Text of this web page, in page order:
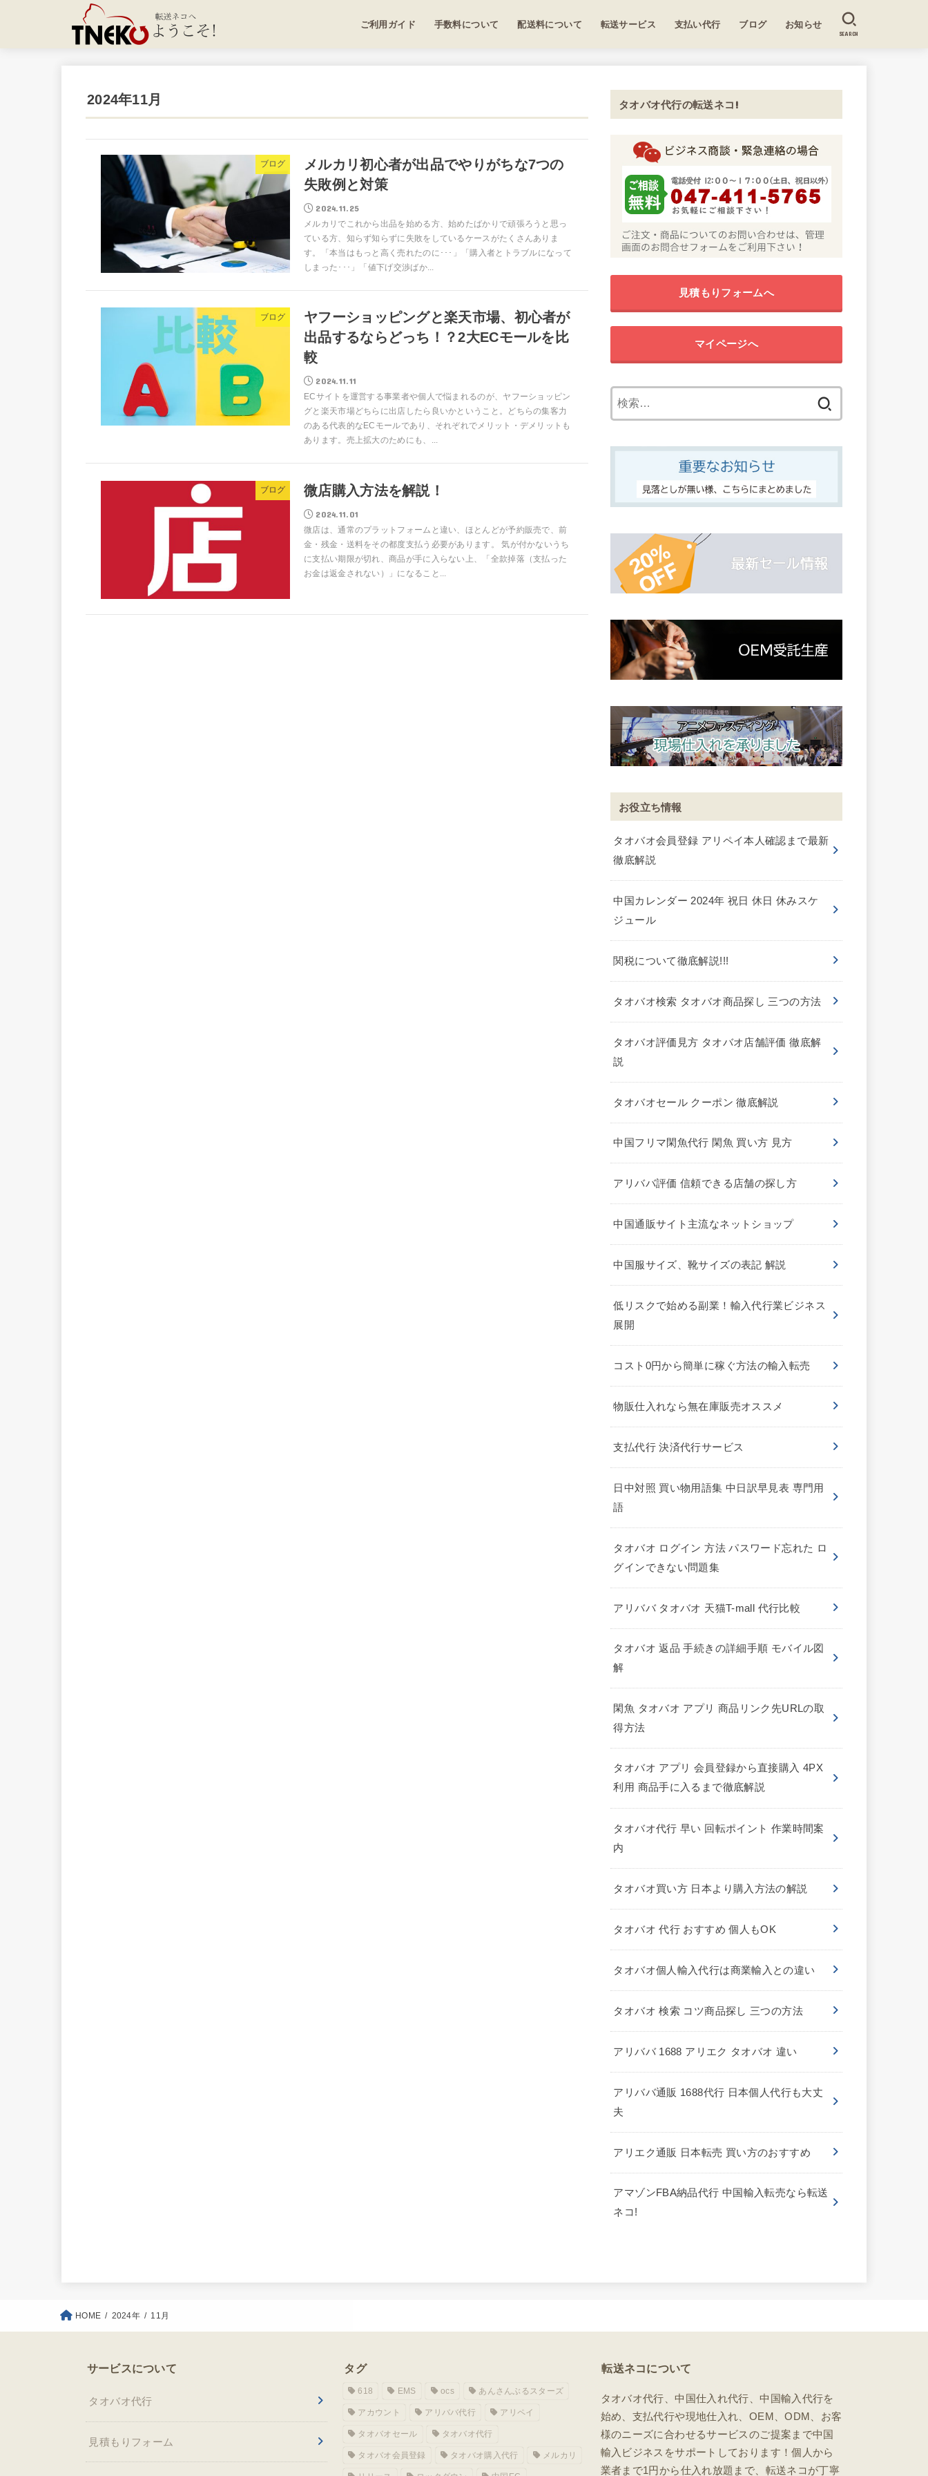
ご利用ガイド 手数料について 配送料について 転送サービス 支払い代行 ブログ お知らせ
SEARCH
2024年11月
ブログ
メルカリ初心者が出品でやりがちな7つの
失敗例と対策
2024.11.25
メルカリでこれから出品を始める方、始めたばかりで頑張ろうと思っ
ている方、知らず知らずに失敗をしているケースがたくさんありま
す。「本当はもっと高く売れたのに･･･」「購入者とトラブルになって
しまった･･･」「値下げ交渉ばか...
ブログ
ヤフーショッピングと楽天市場、初心者が
出品するならどっち！？2大ECモールを比
較
2024.11.11
ECサイトを運営する事業者や個人で悩まれるのが、ヤフーショッピン
グと楽天市場どちらに出店したら良いかということ。どちらの集客力
のある代表的なECモールであり、それぞれでメリット・デメリットも
あります。売上拡大のためにも、...
ブログ 微店購入方法を解説！
2024.11.01
微店は、通常のプラットフォームと違い、ほとんどが予約販売で、前
金・残金・送料をその都度支払う必要があります。 気が付かないうち
に支払い期限が切れ、商品が手に入らない上、「全款掉落（支払った
お金は返金されない）」になること...
タオバオ代行の転送ネコ!
見積もりフォームへ
マイページへ
お役立ち情報
タオバオ会員登録 アリペイ本人確認まで最新
徹底解説
中国カレンダー 2024年 祝日 休日 休みスケ
ジュール
関税について徹底解説!!!
タオバオ検索 タオバオ商品探し 三つの方法
タオバオ評価見方 タオバオ店舗評価 徹底解
説
タオバオセール クーポン 徹底解説
中国フリマ閑魚代行 閑魚 買い方 見方
アリババ評価 信頼できる店舗の探し方
中国通販サイト主流なネットショップ
中国服サイズ、靴サイズの表記 解説
低リスクで始める副業！輸入代行業ビジネス
展開
コスト0円から簡単に稼ぐ方法の輸入転売
物販仕入れなら無在庫販売オススメ
支払代行 決済代行サービス
日中対照 買い物用語集 中日訳早見表 専門用
語
タオバオ ログイン 方法 パスワード忘れた ロ
グインできない問題集
アリババ タオバオ 天猫T-mall 代行比較
タオバオ 返品 手続きの詳細手順 モバイル図
解
閑魚 タオバオ アプリ 商品リンク先URLの取
得方法
タオバオ アプリ 会員登録から直接購入 4PX
利用 商品手に入るまで徹底解説
タオバオ代行 早い 回転ポイント 作業時間案
内
タオバオ買い方 日本より購入方法の解説
タオバオ 代行 おすすめ 個人もOK
タオバオ個人輸入代行は商業輸入との違い
タオバオ 検索 コツ商品探し 三つの方法
アリババ 1688 アリエク タオバオ 違い
アリババ通販 1688代行 日本個人代行も大丈
夫
アリエク通販 日本転売 買い方のおすすめ
アマゾンFBA納品代行 中国輸入転売なら転送
ネコ!
HOME 2024年 11月
サービスについて
タオバオ代行
見積もりフォーム
タグ
618 EMS ocs あんさんぶるスターズ
アカウント アリババ代行 アリペイ
タオバオセール タオバオ代行
タオバオ会員登録 タオバオ購入代行 メルカリ
転送ネコについて
タオバオ代行、中国仕入れ代行、中国輸入代行を
始め、支払代行や現地仕入れ、OEM、ODM、お客
様のニーズに合わせるサービスのご提案まで中国
輸入ビジネスをサポートしております！個人から
業者まで1円から仕入れ放題まで、転送ネコが丁寧